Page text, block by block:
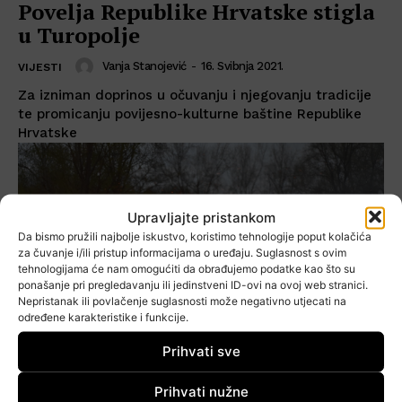
Upravljajte pristankom
Da bismo pružili najbolje iskustvo, koristimo tehnologije poput kolačića
za čuvanje i/ili pristup informacijama o uređaju. Suglasnost s ovim
tehnologijama će nam omogućiti da obrađujemo podatke kao što su
ponašanje pri pregledavanju ili jedinstveni ID-ovi na ovoj web stranici.
Nepristanak ili povlačenje suglasnosti može negativno utjecati na
određene karakteristike i funkcije.
Prihvati sve
Prihvati nužne
Povelja Republike Hrvatske stigla
u Turopolje
VIJESTI Vanja Stanojević - 16. Svibnja 2021.
Za izniman doprinos u očuvanju i njegovanju tradicije
te promicanju povijesno-kulturne baštine Republike
Hrvatske